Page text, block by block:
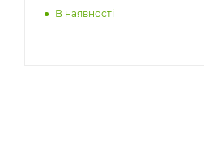
В наявності